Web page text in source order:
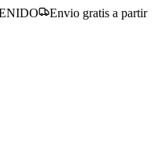
Envio gratis a partir